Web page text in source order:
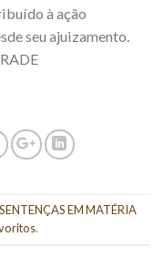
à ação
seu ajuizamento.
EM MATÉRIA
.